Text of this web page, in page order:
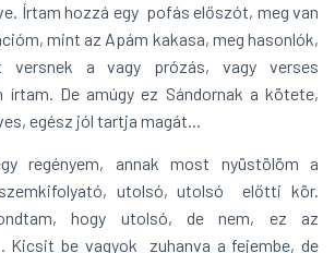
Írtam hozzá egy pofás előszót, meg van
mint az Apám kakasa, meg hasonlók,
versnek a vagy prózás, vagy verses
írtam. De amúgy ez Sándornak a kötete,
egész jól tartja magát...
regényem, annak most nyüstölöm a
utolsó, utolsó előtti kör.
hogy utolsó, de nem, ez az
Kicsit be vagyok zuhanva a fejembe, de